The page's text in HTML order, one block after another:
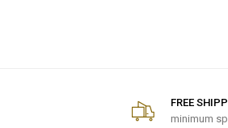
FREE
minimum